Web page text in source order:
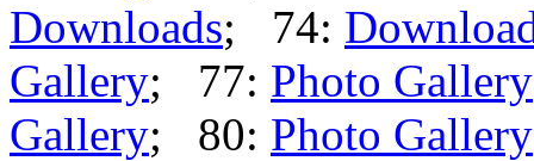
Downloads; 74:
Gallery; 77: Photo Gallery
Gallery; 80: Photo Gallery